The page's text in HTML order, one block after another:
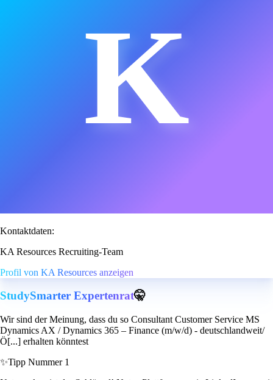
K
Kontaktdaten:
KA Resources Recruiting-Team
Profil von KA Resources anzeigen
StudySmarter Expertenrat🤫
Wir sind der Meinung, dass du so Consultant Customer Service MS
Dynamics AX / Dynamics 365 – Finance (m/w/d) - deutschlandweit/
Ö[...] erhalten könntest
✨Tipp Nummer 1